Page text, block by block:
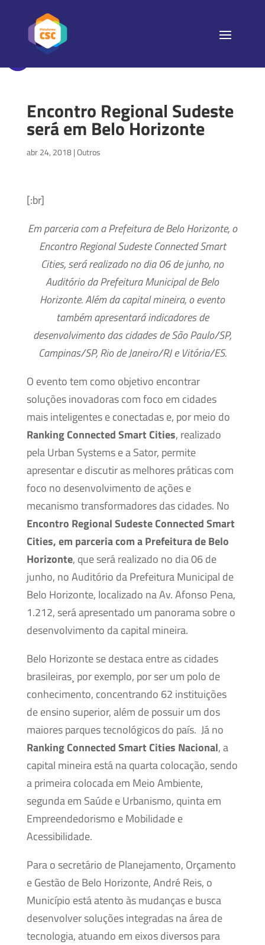
Encontro Regional Sudeste
será em Belo Horizonte
abr 24, 2018|Outros
[:br]
Em parceria com a Prefeitura de Belo Horizonte, o
Encontro Regional Sudeste Connected Smart
Cities, será realizado no dia 06 de junho, no
Auditório da Prefeitura Municipal de Belo
Horizonte. Além da capital mineira, o evento
também apresentará indicadores de
desenvolvimento das cidades de São Paulo/SP,
Campinas/SP, Rio de Janeiro/RJ e Vitória/ES.
O evento tem como objetivo encontrar
soluções inovadoras com foco em cidades
mais inteligentes e conectadas e, por meio do
Ranking Connected Smart Cities, realizado
pela Urban Systems e a Sator, permite
apresentar e discutir as melhores práticas com
foco no desenvolvimento de ações e
mecanismo transformadores das cidades. No
Encontro Regional Sudeste Connected Smart
Cities, em parceria com a Prefeitura de Belo
Horizonte, que será realizado no dia 06 de
junho, no Auditório da Prefeitura Municipal de
Belo Horizonte, localizado na Av. Afonso Pena,
1.212, será apresentado um panorama sobre o
desenvolvimento da capital mineira.
Belo Horizonte se destaca entre as cidades
brasileiras¸ por exemplo, por ser um polo de
conhecimento, concentrando 62 instituições
de ensino superior, além de possuir um dos
maiores parques tecnológicos do país. Já no
Ranking Connected Smart Cities Nacional, a
capital mineira está na quarta colocação, sendo
a primeira colocada em Meio Ambiente,
segunda em Saúde e Urbanismo, quinta em
Empreendedorismo e Mobilidade e
Acessibilidade.
Para o secretário de Planejamento, Orçamento
e Gestão de Belo Horizonte, André Reis, o
Município está atento às mudanças e busca
desenvolver soluções integradas na área de
tecnologia, atuando em eixos diversos para